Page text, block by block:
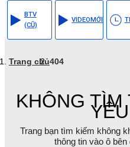
BTV
(CŨ)
VIDEOMỚI
Trang chủ404
KHÔNG TÌM
Trang bạn tìm kiếm không
thông tin vào ô